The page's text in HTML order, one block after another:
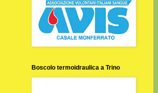
Boscolo termoidraulica a Trino